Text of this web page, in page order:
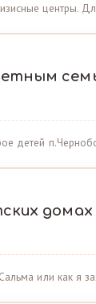
центры.
детей
домах
Сальма или как я